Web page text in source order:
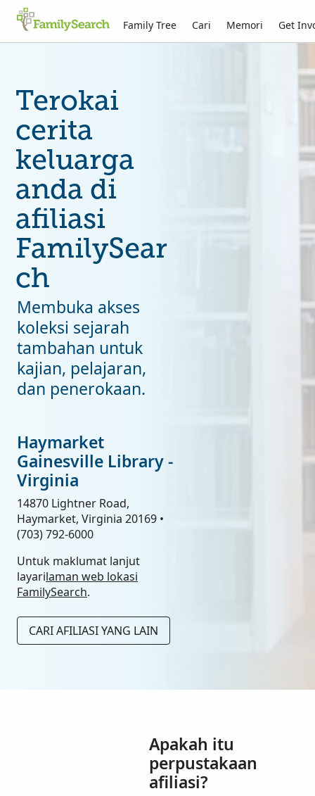
Family Tree Cari Memori Get
Terokai
cerita
keluarga
anda di
afiliasi
FamilySear
ch
Membuka akses
koleksi sejarah
tambahan untuk
kajian, pelajaran,
dan penerokaan.
Haymarket
Gainesville Library -
Virginia
14870 Lightner Road,
Haymarket, Virginia 20169 •
(703) 792-6000
Untuk maklumat lanjut
layarilaman web lokasi
FamilySearch.
CARI AFILIASI YANG LAIN
Apakah itu
perpustakaan
afiliasi?